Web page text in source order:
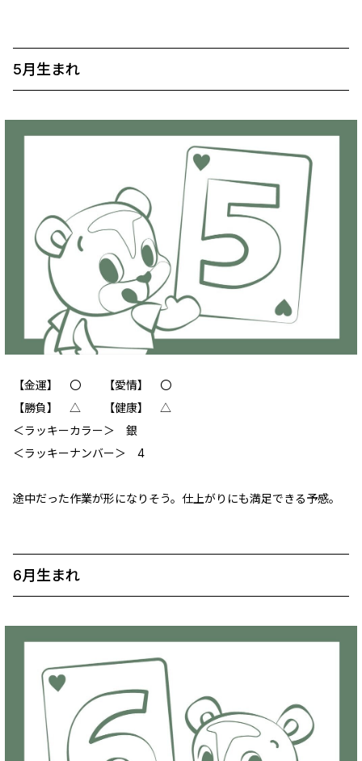
5月生まれ
【金運】 ‪‪〇 【愛情】 〇
【勝負】 △ 【健康】 △
＜ラッキーカラー＞ 銀
＜ラッキーナンバー＞ 4
途中だった作業が形になりそう。仕上がりにも満足できる予感。
6月生まれ